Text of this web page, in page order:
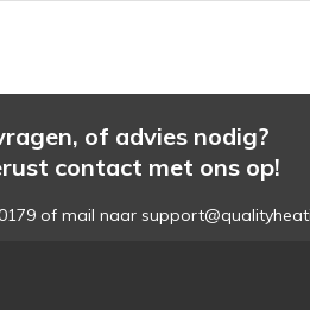
of advies nodig?
contact met ons op!
of mail naar